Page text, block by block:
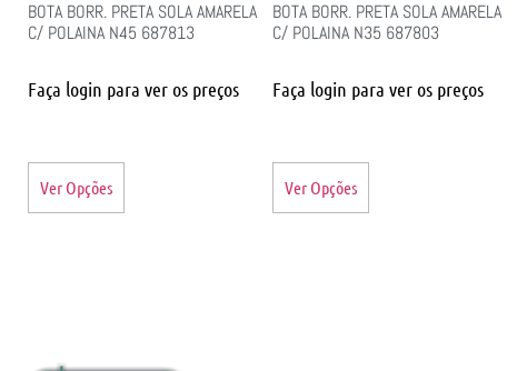
BOTA BORR. PRETA SOLA AMARELA
C/ POLAINA N45 687813
Faça login para ver os preços
Ver Opções
BOTA BORR. PRETA SOLA AMARELA
C/ POLAINA N35 687803
Faça login para ver os preços
Ver Opções